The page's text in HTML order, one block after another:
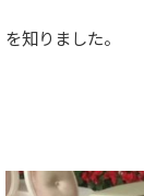
を知りました。